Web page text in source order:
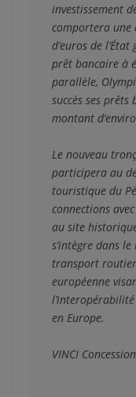
investissement
comportera
d’euros de
prêt bancaire à
parallèle,
succès ses
montant
Le nouveau
participera au
touristique du
connections
au site
s’intègre dans
transport
européenne
en Europe.
VINCI